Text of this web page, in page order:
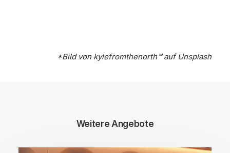
*Bild von kylefromthenorth™️auf Unsplash
Weitere Angebote